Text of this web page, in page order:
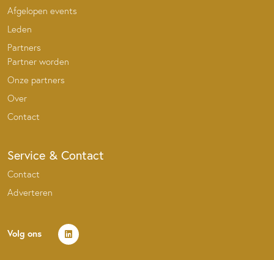
Afgelopen events
Leden
Partners
Partner worden
Onze partners
Over
Contact
Service & Contact
Contact
Adverteren
Volg ons